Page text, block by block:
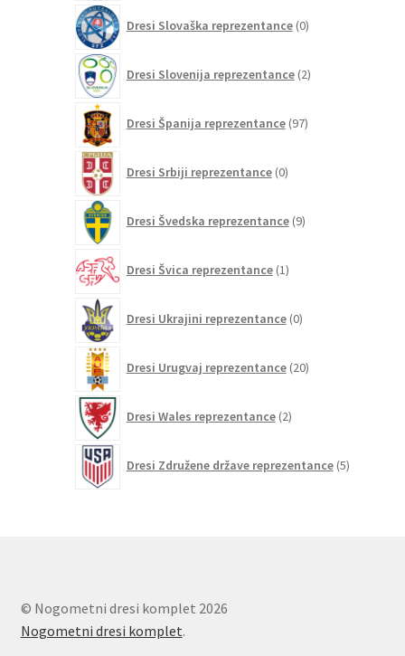
Dresi Slovaška reprezentance 0izdelkov
Dresi Slovenija reprezentance 2izdelka
Dresi Španija reprezentance 97izdelkov
Dresi Srbiji reprezentance 0izdelkov
Dresi Švedska reprezentance 9izdelkov
Dresi Švica reprezentance 1izdelek
Dresi Ukrajini reprezentance 0izdelkov
Dresi Urugvaj reprezentance 20izdelkov
Dresi Wales reprezentance 2izdelka
Dresi Združene države reprezentance 5izdelkov
© Nogometni dresi komplet 2026
Nogometni dresi komplet.